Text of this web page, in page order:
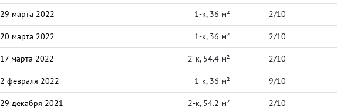
29 марта 2022 1-к, 36 м² 2/10
20 марта 2022 1-к, 36 м² 2/10
17 марта 2022 2-к, 54.4 м² 2/10
2 февраля 2022 1-к, 36 м² 9/10
29 декабря 2021 2-к, 54.2 м² 2/10